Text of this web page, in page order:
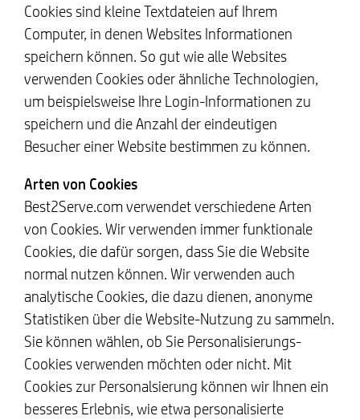
Cookies sind kleine Textdateien auf Ihrem
Computer, in denen Websites Informationen
speichern können. So gut wie alle Websites
verwenden Cookies oder ähnliche Technologien,
um beispielsweise Ihre Login-Informationen zu
speichern und die Anzahl der eindeutigen
Besucher einer Website bestimmen zu können.
Arten von Cookies
Best2Serve.com verwendet verschiedene Arten
von Cookies. Wir verwenden immer funktionale
Cookies, die dafür sorgen, dass Sie die Website
normal nutzen können. Wir verwenden auch
analytische Cookies, die dazu dienen, anonyme
Statistiken über die Website-Nutzung zu sammeln.
Sie können wählen, ob Sie Personalisierungs-
Cookies verwenden möchten oder nicht. Mit
Cookies zur Personalsierung können wir Ihnen ein
besseres Erlebnis, wie etwa personalisierte